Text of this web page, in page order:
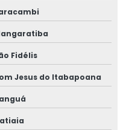
Fidélis
Jesus do Itabapoana